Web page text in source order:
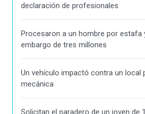
declaración de profesionales
Procesaron a un hombre por estafa
embargo de tres millones
Un vehículo impactó contra un local
mecánica
Solicitan el paradero de un joven de